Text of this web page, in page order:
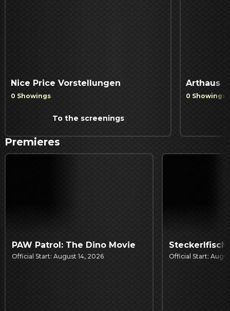
Nice Price Vorstellungen
0 Showings
To the screenings
Arthaus
0 Showings
Premieres
PAW Patrol: The Dino Movie
Official Start: August 14, 2026 Official Start: